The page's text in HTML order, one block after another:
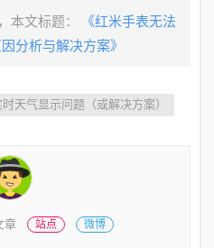
，本文标题：
《红米手表无法
分析与解决方案》
时天气显示问题（或解决方案）
章 站点 微博